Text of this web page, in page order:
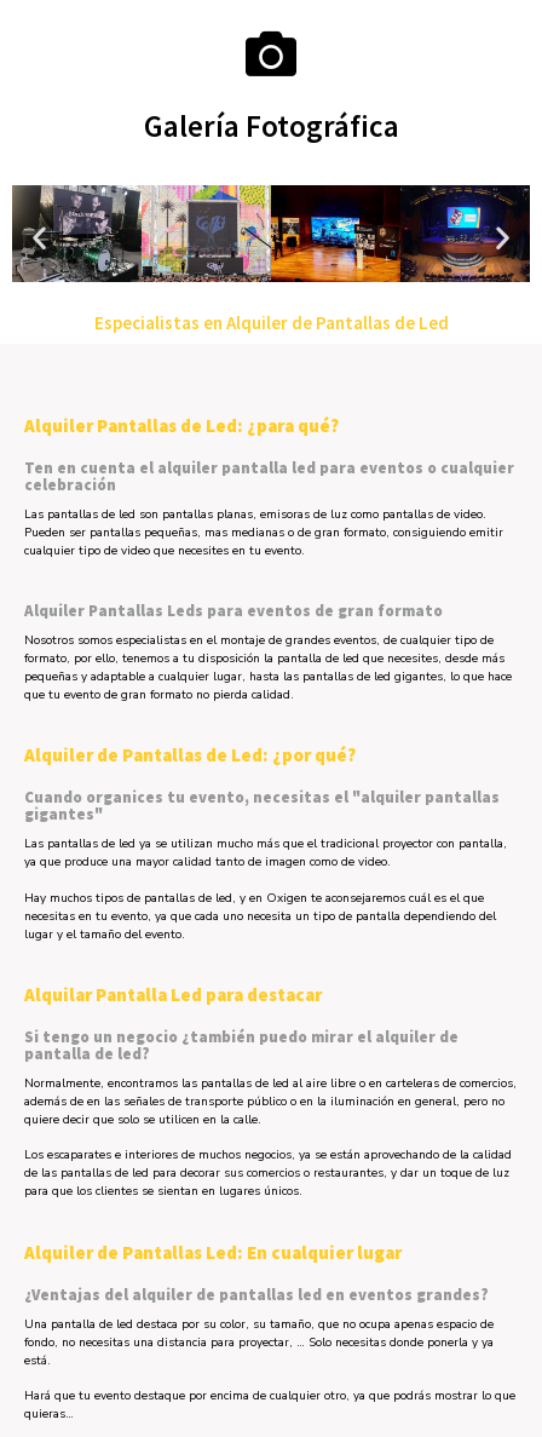
Galería Fotográfica
Especialistas en Alquiler de Pantallas de Led
Alquiler Pantallas de Led: ¿para qué?
Ten en cuenta el alquiler pantalla led para eventos o cualquier
celebración
Las pantallas de led son pantallas planas, emisoras de luz como pantallas de video.
Pueden ser pantallas pequeñas, mas medianas o de gran formato, consiguiendo emitir
cualquier tipo de video que necesites en tu evento.
Alquiler Pantallas Leds para eventos de gran formato
Nosotros somos especialistas en el montaje de grandes eventos, de cualquier tipo de
formato, por ello, tenemos a tu disposición la pantalla de led que necesites, desde más
pequeñas y adaptable a cualquier lugar, hasta las pantallas de led gigantes, lo que hace
que tu evento de gran formato no pierda calidad.
Alquiler de Pantallas de Led: ¿por qué?
Cuando organices tu evento, necesitas el "alquiler pantallas
gigantes"
Las pantallas de led ya se utilizan mucho más que el tradicional proyector con pantalla,
ya que produce una mayor calidad tanto de imagen como de video.
Hay muchos tipos de pantallas de led, y en Oxigen te aconsejaremos cuál es el que
necesitas en tu evento, ya que cada uno necesita un tipo de pantalla dependiendo del
lugar y el tamaño del evento.
Alquilar Pantalla Led para destacar
Si tengo un negocio ¿también puedo mirar el alquiler de
pantalla de led?
Normalmente, encontramos las pantallas de led al aire libre o en carteleras de comercios,
además de en las señales de transporte público o en la iluminación en general, pero no
quiere decir que solo se utilicen en la calle.
Los escaparates e interiores de muchos negocios, ya se están aprovechando de la calidad
de las pantallas de led para decorar sus comercios o restaurantes, y dar un toque de luz
para que los clientes se sientan en lugares únicos.
Alquiler de Pantallas Led: En cualquier lugar
¿Ventajas del alquiler de pantallas led en eventos grandes?
Una pantalla de led destaca por su color, su tamaño, que no ocupa apenas espacio de
fondo, no necesitas una distancia para proyectar, … Solo necesitas donde ponerla y ya
está.
Hará que tu evento destaque por encima de cualquier otro, ya que podrás mostrar lo que
quieras…